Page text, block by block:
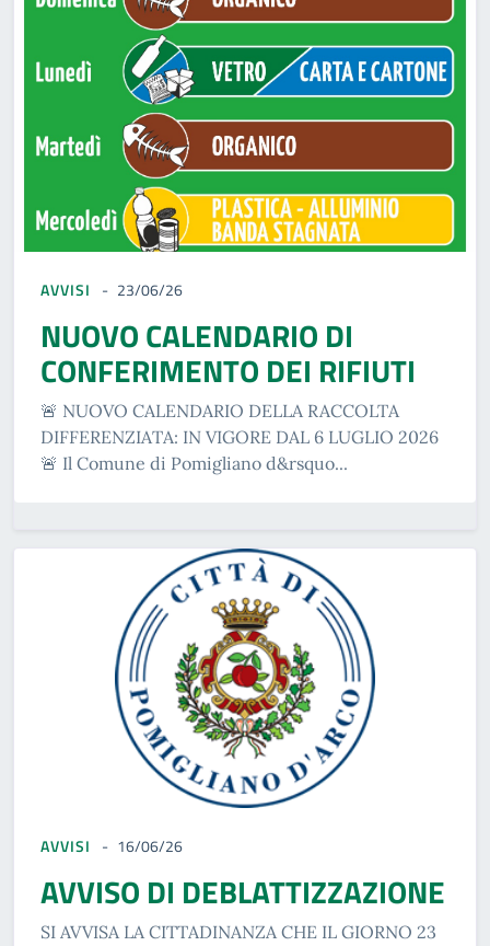
AVVISI 23/06/26
NUOVO CALENDARIO DI
CONFERIMENTO DEI RIFIUTI
🚨 NUOVO CALENDARIO DELLA RACCOLTA
DIFFERENZIATA: IN VIGORE DAL 6 LUGLIO 2026
🚨 Il Comune di Pomigliano d&rsquo...
AVVISI 16/06/26
AVVISO DI DEBLATTIZZAZIONE
SI AVVISA LA CITTADINANZA CHE IL GIORNO 23